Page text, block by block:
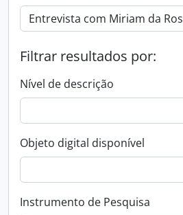
Filtrar resultados por:
Nível de descrição
Objeto digital disponível
Instrumento de Pesquisa